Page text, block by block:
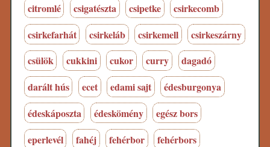
citromlé
csigatészta csipetke
csirkecomb
csirkefarhát
csirkeláb csirkemell
csirkeszárny
csülök
cukkini cukor curry
dagadó
darált hús
ecet edami sajt
édesburgonya
édeskáposzta
édeskömény
egész bors
eperlevél
fahéj fehérbor
fehérbors